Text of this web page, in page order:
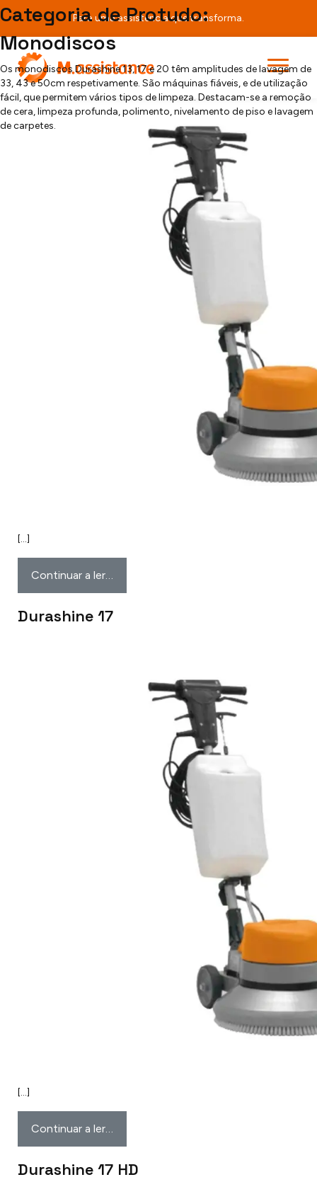
Para uma assistência que transforma.
Teste
[searchandfilter fields="search,category,post_tag"]
Categoria de Protudo:
Monodiscos
Os monodiscos Durashine 13, 17 e 20 têm amplitudes de lavagem de
33, 43 e 50cm respetivamente. São máquinas fiáveis, e de utilização
fácil, que permitem vários tipos de limpeza. Destacam-se a remoção
de cera, limpeza profunda, polimento, nivelamento de piso e lavagem
de carpetes.
Durashine 13
[…]
Continuar a ler…
Durashine 17
[…]
Continuar a ler…
Durashine 17 HD